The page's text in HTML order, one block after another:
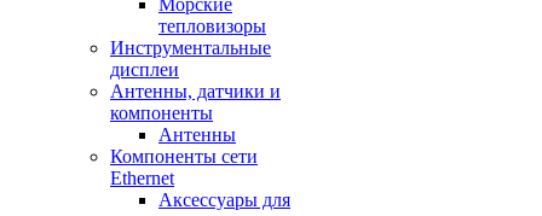
Морские
тепловизоры
Инструментальные
дисплеи
Антенны, датчики и
компоненты
Антенны
Компоненты сети
Ethernet
Аксессуары для